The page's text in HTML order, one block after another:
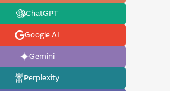
ChatGPT
Google AI
Gemini
Perplexity